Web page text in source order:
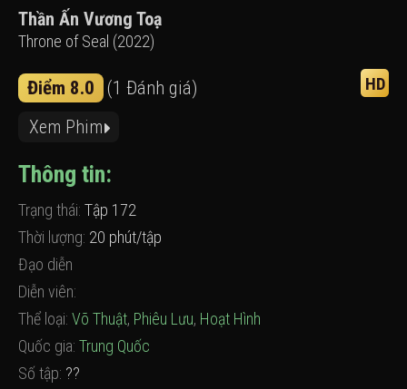
Thần Ấn Vương Toạ
Throne of Seal (2022)
Điểm 8.0 (1 Đánh giá) HD
Xem Phim
Thông tin:
Trạng thái: Tập 172
Thời lượng: 20 phút/tập
Đạo diễn
Diễn viên:
Thể loại: Võ Thuật, Phiêu Lưu, Hoạt Hình
Quốc gia: Trung Quốc
Số tập: ??